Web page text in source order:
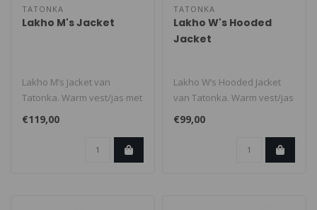
TATONKA
Lakho M's Jacket
Lakho M’s Jacket van
Tatonka. Warm vest/jas met
opstaande kraag. Gemaakt
van T..
€119,00
TATONKA
Lakho W's Hooded
Jacket
Lakho W’s Hooded Jacket
van Tatonka. Warm vest/jas
met capuchon is gemaakt
van..
€99,00